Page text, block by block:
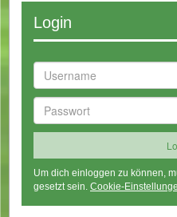
Login
Um dich einloggen zu können,
gesetzt sein. Cookie-